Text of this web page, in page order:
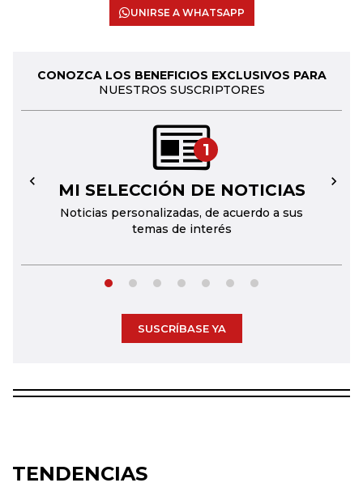
UNIRSE A WHATSAPP
CONOZCA LOS BENEFICIOS EXCLUSIVOS PARA
NUESTROS SUSCRIPTORES
1
MI SELECCIÓN DE NOTICIAS
Noticias personalizadas, de acuerdo a sus
temas de interés
← →
SUSCRÍBASE YA
TENDENCIAS